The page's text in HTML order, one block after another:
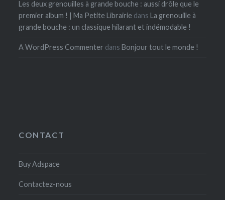
Les deux grenouilles à grande bouche : aussi drôle que le
premier album ! | Ma Petite Librairie dansLa grenouille à
grande bouche : un classique hilarant et indémodable !
A WordPress Commenter dansBonjour tout le monde !
CONTACT
Buy Adspace
Contactez-nous